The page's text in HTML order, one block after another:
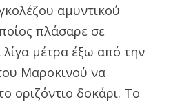
αμυντικού
πλάσαρε σε
μέτρα έξω από την
Μαροκινού να
οριζόντιο δοκάρι. Το